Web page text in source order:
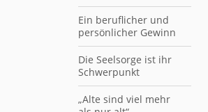
Ein beruflicher und
persönlicher Gewinn
Die Seelsorge ist ihr
Schwerpunkt
„Alte sind viel mehr